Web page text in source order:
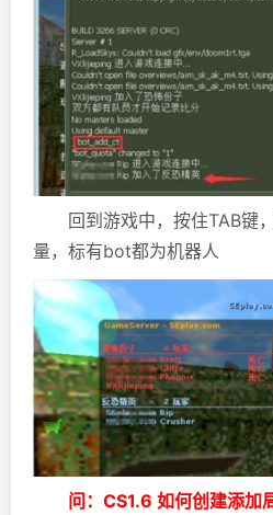
回到游戏中，按住TAB键
量，标有bot都为机器人
问：CS1.6 如何创建添加